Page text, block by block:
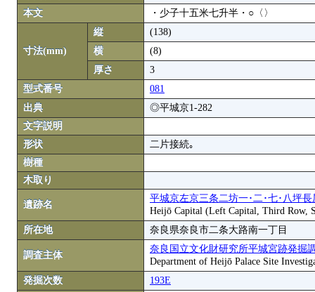
本文
・少子十五米七升半・○〈〉
寸法(mm)
縦
(138)
横
(8)
厚さ
3
型式番号
081
出典
◎平城京1-282
文字説明
形状
二片接続｡
樹種
木取り
遺跡名
平城京左京三条二坊一･二･七･八坪長
Heijō Capital (Left Capital, Third Row,
所在地
奈良県奈良市二条大路南一丁目
調査主体
奈良国立文化財研究所平城宮跡発掘
Department of Heijō Palace Site
発掘次数
193E